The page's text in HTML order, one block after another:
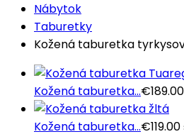
Nábytok
Taburetky
Kožená taburetka
Kožená taburetka...€189.00
Kožená taburetka...€119.00